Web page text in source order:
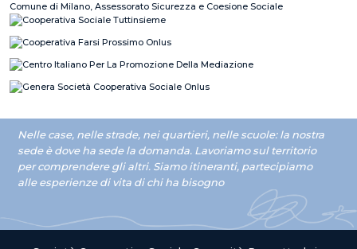
Comune di Milano, Assessorato Sicurezza e Coesione Sociale
Nelle case, nelle strade, nei quartieri, nelle scuole: la nostra
sede è dove ha sede la domanda. Lavoriamosul territorio
per comprendere gli altri. Siamo itineranti, partecipiamo
alleesperienze di vita di chi ha bisogno